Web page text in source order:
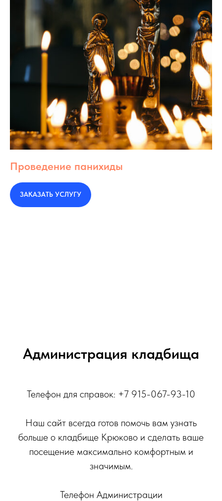
Проведение панихиды
ЗАКАЗАТЬ УСЛУГУ
Администрация кладбища
Телефон для справок: +7 915-067-93-10
Наш сайт всегда готов помочь вам узнать
больше о кладбище Крюково и сделать ваше
посещение максимально комфортным и
значимым.
Телефон Администрации